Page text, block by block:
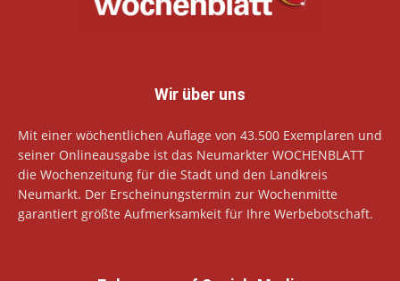
Wir über uns
Mit einer wöchentlichen Auflage von 43.500 Exemplaren und
seiner Onlineausgabe ist das Neumarkter WOCHENBLATT
die Wochenzeitung für die Stadt und den Landkreis
Neumarkt. Der Erscheinungstermin zur Wochenmitte
garantiert größte Aufmerksamkeit für Ihre Werbebotschaft.